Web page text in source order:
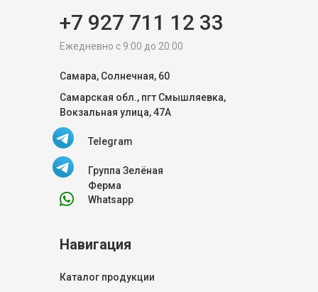
Ежедневно с 9:00 до 20:00
Самарская обл., пгт Смышляевка,
Вокзальная улица, 47А
Самара, Солнечная, 60
Каталог продукции
Telegram
Группа Зелёная
Ферма
Whatsapp
+7 927 711 12 33
Навигация